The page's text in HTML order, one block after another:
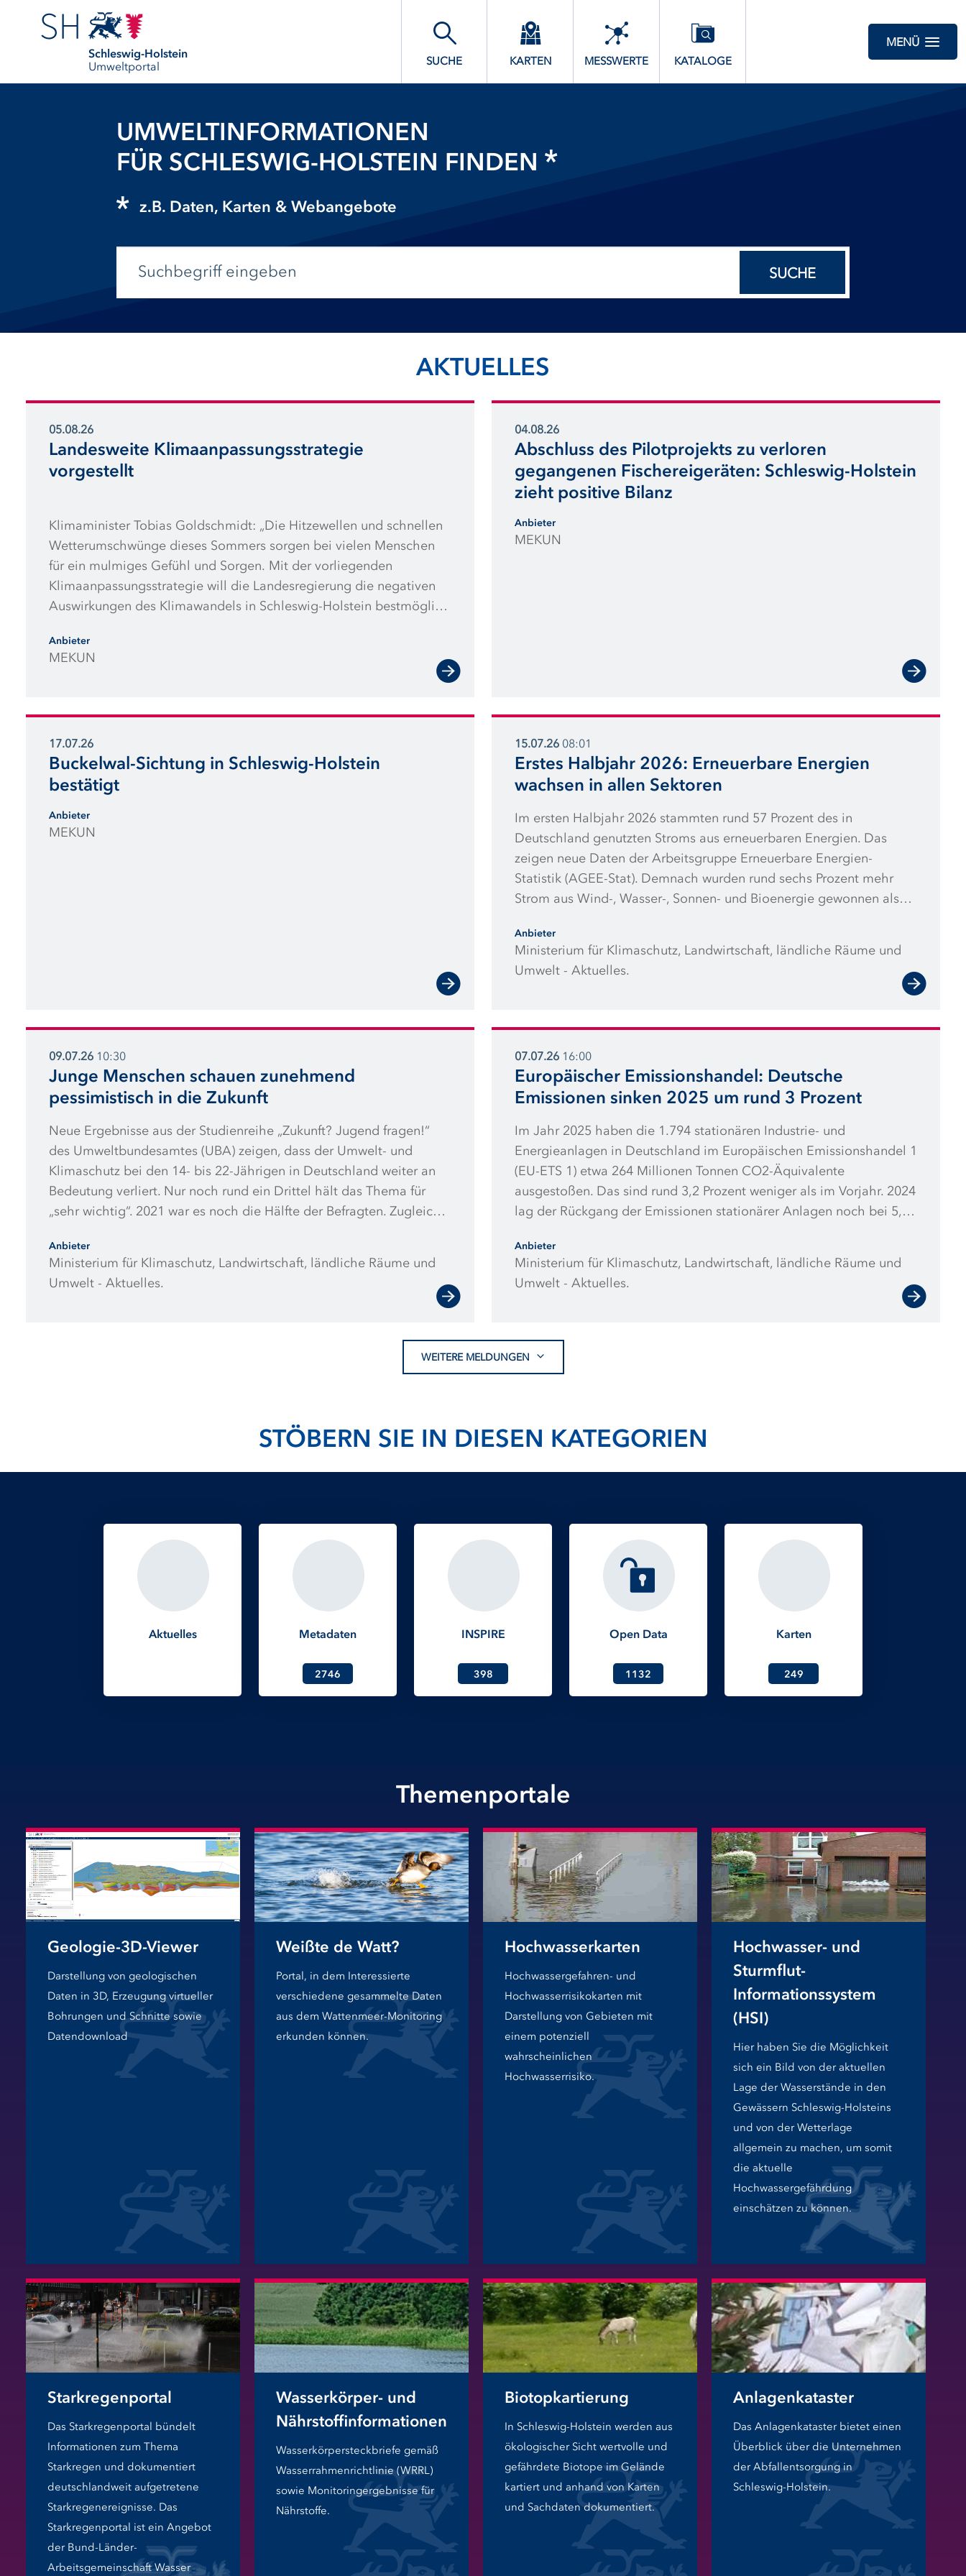
Schleswig-Holstein
Umweltportal
SUCHE KARTEN MESSWERTE KATALOGE
MENÜ
UMWELTINFORMATIONEN
FÜR SCHLESWIG-HOLSTEIN FINDEN
z.B. Daten, Karten & Webangebote
SUCHE
AKTUELLES
05.08.26
Landesweite Klimaanpassungsstrategie
vorgestellt
Klimaminister Tobias Goldschmidt: „Die Hitzewellen und schnellen
Wetterumschwünge dieses Sommers sorgen bei vielen Menschen
für ein mulmiges Gefühl und Sorgen. Mit der vorliegenden
Klimaanpassungsstrategie will die Landesregierung die negativen
Auswirkungen des Klimawandels in Schleswig-Holstein bestmöglich
Anbieter
MEKUN
04.08.26
Abschluss des Pilotprojekts zu verloren
gegangenen Fischereigeräten: Schleswig-Holstein
zieht positive Bilanz
Anbieter
MEKUN
17.07.26
Buckelwal-Sichtung in Schleswig-Holstein
bestätigt
Anbieter
MEKUN
15.07.26 08:01
Erstes Halbjahr 2026: Erneuerbare Energien
wachsen in allen Sektoren
Im ersten Halbjahr 2026 stammten rund 57 Prozent des in
Deutschland genutzten Stroms aus erneuerbaren Energien. Das
zeigen neue Daten der Arbeitsgruppe Erneuerbare Energien-
Statistik (AGEE-Stat). Demnach wurden rund sechs Prozent mehr
Strom aus Wind-, Wasser-, Sonnen- und Bioenergie gewonnen als
legten die erneuerbaren Energien zu: Umweltwärme und
Geothermie aus Wärmepumpen um 19 Prozent; der Einsatz von
Biokraftstoffen und Strom im Verkehrsbereich um 13 Prozent.
Anbieter
Ministerium für Klimaschutz, Landwirtschaft, ländliche Räume und
Umwelt - Aktuelles.
09.07.26 10:30
Junge Menschen schauen zunehmend
pessimistisch in die Zukunft
Neue Ergebnisse aus der Studienreihe „Zukunft? Jugend fragen!“
des Umweltbundesamtes (UBA) zeigen, dass der Umwelt- und
Klimaschutz bei den 14- bis 22-Jährigen in Deutschland weiter an
Bedeutung verliert. Nur noch rund ein Drittel hält das Thema für
„sehr wichtig“. 2021 war es noch die Hälfte der Befragten. Zugleich
aus, nur ein Viertel der Befragten ist optimistisch. Auch der
gesellschaftlichen Zukunft in Deutschland insgesamt blicken die
jungen Menschen mehrheitlich pessimistisch entgegen. Mit 73
Anbieter
Ministerium für Klimaschutz, Landwirtschaft, ländliche Räume und
Umwelt - Aktuelles.
07.07.26 16:00
Europäischer Emissionshandel: Deutsche
Emissionen sinken 2025 um rund 3 Prozent
Im Jahr 2025 haben die 1.794 stationären Industrie- und
Energieanlagen in Deutschland im Europäischen Emissionshandel 1
(EU-ETS 1) etwa 264 Millionen Tonnen CO2-Äquivalente
ausgestoßen. Das sind rund 3,2 Prozent weniger als im Vorjahr. 2024
lag der Rückgang der Emissionen stationärer Anlagen noch bei 5,5
auf rund 8,8 Millionen Tonnen CO2-Äquivalente (nach einer
Zunahme von 16 Prozent im Vorjahr). Dies berichtet die Deutsche
Emissionshandelsstelle (DEHSt) im Umweltbundesamt (UBA).
Anbieter
Ministerium für Klimaschutz, Landwirtschaft, ländliche Räume und
Umwelt - Aktuelles.
WEITERE MELDUNGEN
STÖBERN SIE IN DIESEN KATEGORIEN
Aktuelles Metadaten
2746
INSPIRE
398
Open Data
1132
Karten
249
Themenportale
Geologie-3D-Viewer
Darstellung von geologischen
Daten in 3D, Erzeugung virtueller
Bohrungen und Schnitte sowie
Datendownload
Weißte de Watt?
Portal, in dem Interessierte
verschiedene gesammelte Daten
aus dem Wattenmeer-Monitoring
erkunden können.
Hochwasserkarten
Hochwassergefahren- und
Hochwasserrisikokarten mit
Darstellung von Gebieten mit
einem potenziell
wahrscheinlichen
Hochwasserrisiko.
Hochwasser- und
Sturmflut-
Informationssystem
(HSI)
Hier haben Sie die Möglichkeit
sich ein Bild von der aktuellen
Lage der Wasserstände in den
Gewässern Schleswig-Holsteins
und von der Wetterlage
allgemein zu machen, um somit
die aktuelle
Hochwassergefährdung
einschätzen zu können.
Starkregenportal
Das Starkregenportal bündelt
Informationen zum Thema
Starkregen und dokumentiert
deutschlandweit aufgetretene
Starkregenereignisse. Das
Starkregenportal ist ein Angebot
der Bund-Länder-
Arbeitsgemeinschaft Wasser
Wasserkörper- und
Nährstoffinformationen
Wasserkörpersteckbriefe gemäß
Wasserrahmenrichtlinie (WRRL)
sowie Monitoringergebnisse für
Nährstoffe.
Biotopkartierung
In Schleswig-Holstein werden aus
ökologischer Sicht wertvolle und
gefährdete Biotope im Gelände
kartiert und anhand von Karten
und Sachdaten dokumentiert.
Anlagenkataster
Das Anlagenkataster bietet einen
Überblick über die Unternehmen
der Abfallentsorgung in
Schleswig-Holstein.